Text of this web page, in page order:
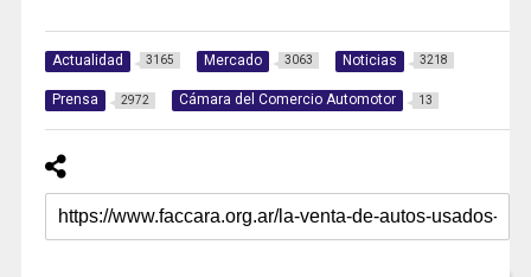
Actualidad 3165 Mercado 3063 Noticias 3218
Prensa 2972 Cámara del Comercio Automotor 13